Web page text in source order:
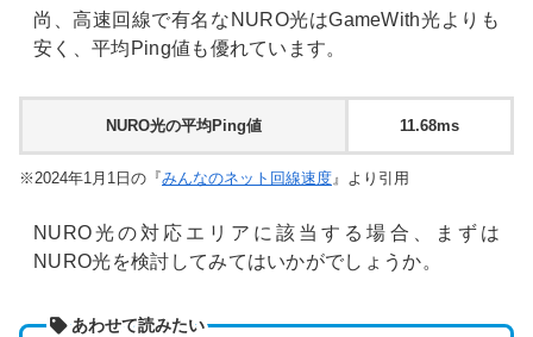
尚、高速回線で有名なNURO光はGameWith光よりも
安く、平均Ping値も優れています。
NURO光の平均Ping値 11.68ms
※2024年1月1日の『みんなのネット回線速度』より引用
NURO光の対応エリアに該当する場合、まずは
NURO光を検討してみてはいかがでしょうか。
あわせて読みたい